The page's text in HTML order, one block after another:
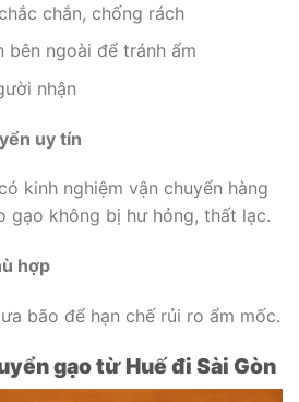
chắn, chống rách
bên ngoài để tránh ẩm
nhận
uy tín
kinh nghiệm vận chuyển hàng
gạo không bị hư hỏng, thất lạc.
hợp
bão để hạn chế rủi ro ẩm mốc.
gạo từ Huế đi Sài Gòn